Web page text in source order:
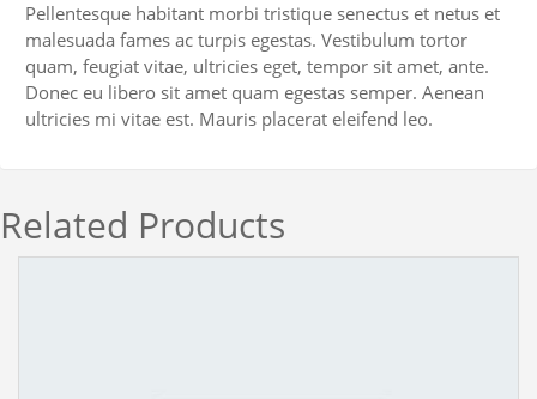
Pellentesque habitant morbi tristique senectus et netus et
malesuada fames ac turpis egestas. Vestibulum tortor
quam, feugiat vitae, ultricies eget, tempor sit amet, ante.
Donec eu libero sit amet quam egestas semper. Aenean
ultricies mi vitae est. Mauris placerat eleifend leo.
Related Products